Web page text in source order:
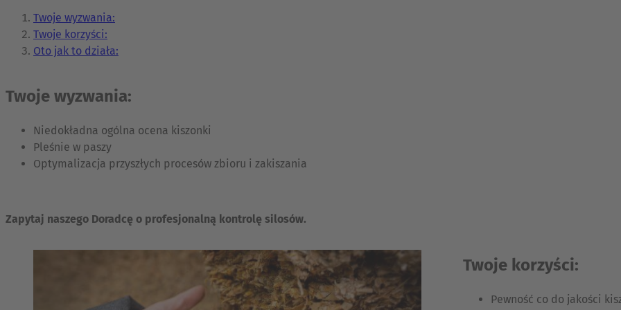
Twoje wyzwania:
Twoje korzyści:
Oto jak to działa:
Twoje wyzwania:
Niedokładna ogólna ocena kiszonki
Pleśnie w paszy
Optymalizacja przyszłych procesów zbioru i zakiszania
Zapytaj naszego Doradcę o profesjonalną kontrolę silosów.
Twoje korzyści:
Pewność co do jakości